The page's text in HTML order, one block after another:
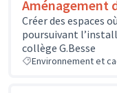
Aménagement
Créer des espaces
poursuivant
collège G.Besse
Environnement et